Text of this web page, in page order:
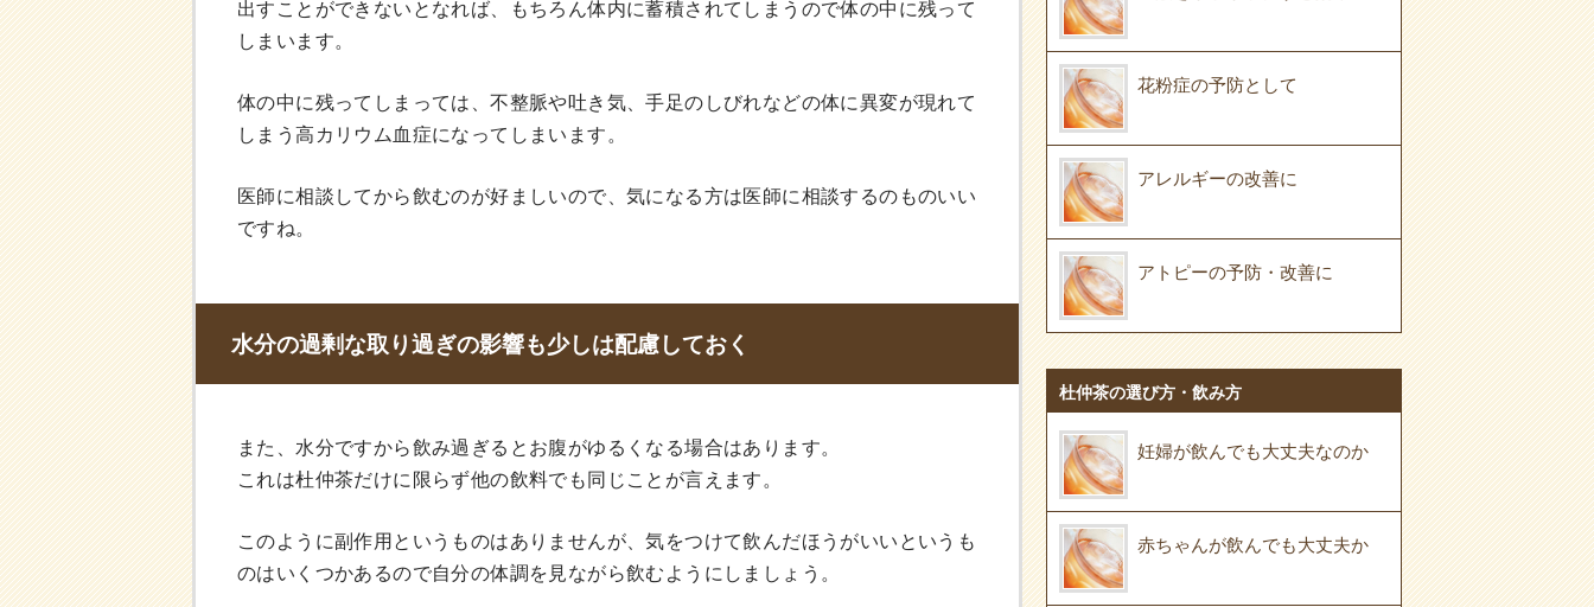
出すことができないとなれば、もちろん体内に蓄積されてしまうので体の中に残って
しまいます。
体の中に残ってしまっては、不整脈や吐き気、手足のしびれなどの体に異変が現れて
しまう高カリウム血症になってしまいます。
医師に相談してから飲むのが好ましいので、気になる方は医師に相談するのものいい
ですね。
水分の過剰な取り過ぎの影響も少しは配慮しておく
また、水分ですから飲み過ぎるとお腹がゆるくなる場合はあります。
これは杜仲茶だけに限らず他の飲料でも同じことが言えます。
このように副作用というものはありませんが、気をつけて飲んだほうがいいというも
のはいくつかあるので自分の体調を見ながら飲むようにしましょう。
花粉症の予防として
アレルギーの改善に
アトピーの予防・改善に
杜仲茶の選び方・飲み方
妊婦が飲んでも大丈夫なのか
赤ちゃんが飲んでも大丈夫か